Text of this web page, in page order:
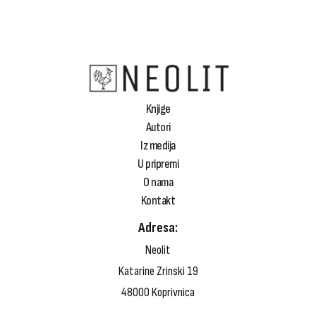
Knjige
Autori
Iz medija
U pripremi
O nama
Kontakt
Adresa:
Neolit
Katarine Zrinski 19
48000 Koprivnica